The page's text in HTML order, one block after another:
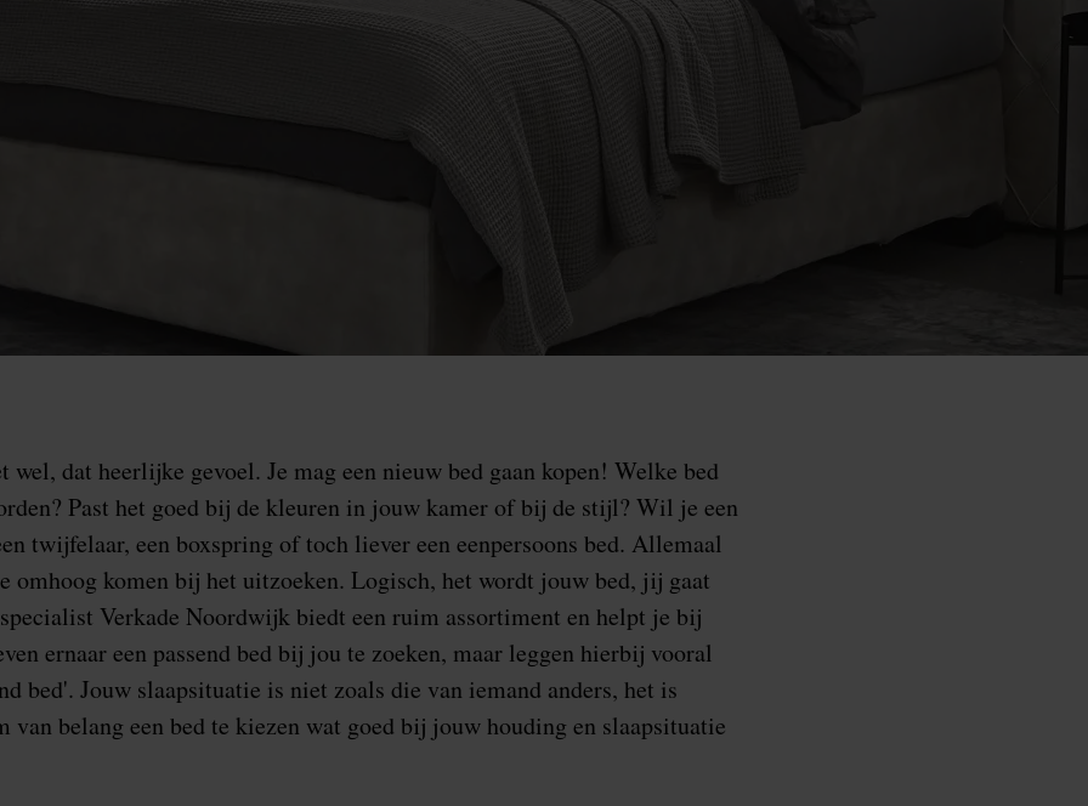
wel, dat heerlijke gevoel. Je mag een nieuw bed gaan kopen! Welke bed
Past het goed bij de kleuren in jouw kamer of bij de stijl? Wil je een
twijfelaar, een boxspring of toch liever een eenpersoons bed. Allemaal
omhoog komen bij het uitzoeken. Logisch, het wordt jouw bed, jij gaat
Verkade Noordwijk biedt een ruim assortiment en helpt je bij
ernaar een passend bed bij jou te zoeken, maar leggen hierbij vooral
bed'. Jouw slaapsituatie is niet zoals die van iemand anders, het is
van belang een bed te kiezen wat goed bij jouw houding en slaapsituatie